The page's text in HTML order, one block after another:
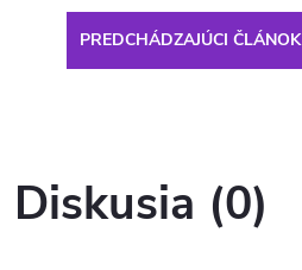
PREDCHÁDZAJÚCI ČLÁNOK
Diskusia (0)